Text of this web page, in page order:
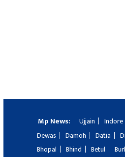
Mp News: Ujjain Indore
Dewas
Damoh Datia
Bhopal
Bhind Betul